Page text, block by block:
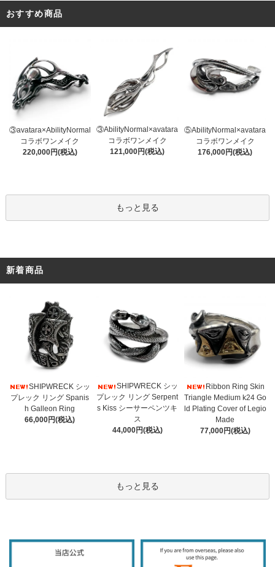
おすすめ商品
③avatara×AbilityNormal
コラボワンメイク
220,000円(税込)
③AbilityNormal×avatara
コラボワンメイク
121,000円(税込)
⑤AbilityNormal×avatara
コラボワンメイク
176,000円(税込)
もっと見る
新着商品
SHIPWRECK シッ
プレック リング Spanis
h Galleon Ring
66,000円(税込)
SHIPWRECK シッ
プレック リング Serpent
s Kiss シーサーペンツキ
ス
44,000円(税込)
Ribbon Ring Skin
Triangle Medium k24 Go
ld Plating Cover of Legio
Made
77,000円(税込)
もっと見る